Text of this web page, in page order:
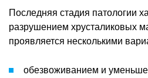
Последняя стадия патологии
разрушением хрусталиковых
проявляется несколькими
обезвоживанием и